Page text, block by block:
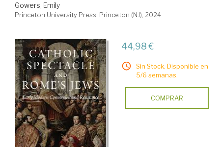
Gowers, Emily
Princeton University Press. Princeton (NJ), 2024
44,98 €
Sin Stock. Disponible en
5/6 semanas.
COMPRAR